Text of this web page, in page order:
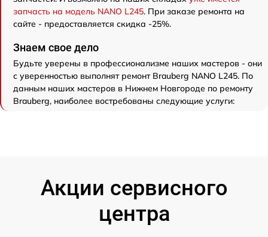
запчасть на модель NANO L245. При заказе ремонта на
сайте - предоставляется скидка -25%.
Знаем свое дело
Будьте уверены в профессионализме наших мастеров - они
с уверенностью выполнят ремонт Brauberg NANO L245. По
данным наших мастеров в Нижнем Новгороде по ремонту
Brauberg, наиболее востребованы следующие услуги:
Акции сервисного
центра